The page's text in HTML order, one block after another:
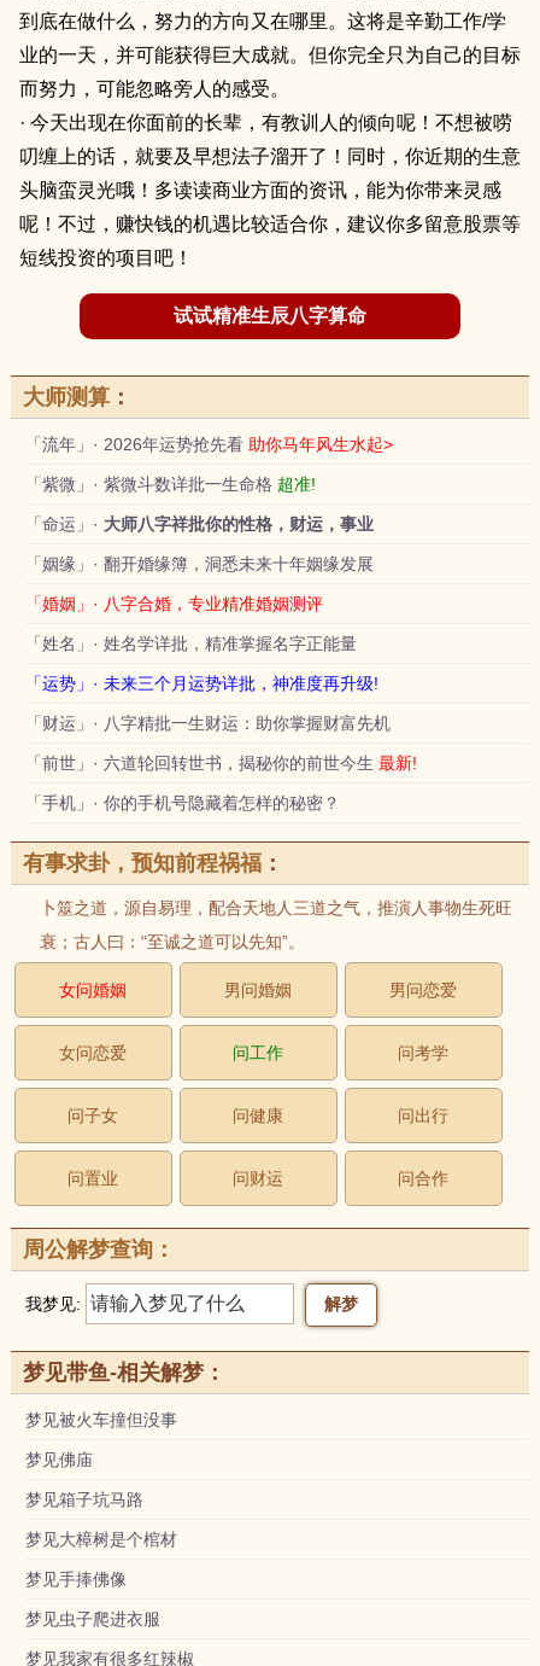
到底在做什么，努力的方向又在哪里。这将是辛勤工作/学
业的一天，并可能获得巨大成就。但你完全只为自己的目标
而努力，可能忽略旁人的感受。
· 今天出现在你面前的长辈，有教训人的倾向呢！不想被唠
叨缠上的话，就要及早想法子溜开了！同时，你近期的生意
头脑蛮灵光哦！多读读商业方面的资讯，能为你带来灵感
呢！不过，赚快钱的机遇比较适合你，建议你多留意股票等
短线投资的项目吧！
试试精准生辰八字算命
大师测算：
「流年」· 2026年运势抢先看 助你马年风生水起>
「紫微」· 紫微斗数详批一生命格 超准!
「命运」· 大师八字祥批你的性格，财运，事业
「姻缘」· 翻开婚缘簿，洞悉未来十年姻缘发展
「婚姻」· 八字合婚，专业精准婚姻测评
「姓名」· 姓名学详批，精准掌握名字正能量
「运势」· 未来三个月运势详批，神准度再升级!
「财运」· 八字精批一生财运：助你掌握财富先机
「前世」· 六道轮回转世书，揭秘你的前世今生 最新!
「手机」· 你的手机号隐藏着怎样的秘密？
有事求卦，预知前程祸福：
卜筮之道，源自易理，配合天地人三道之气，推演人事物生死旺
衰；古人曰：“至诚之道可以先知”。
女问婚姻 男问婚姻 男问恋爱
女问恋爱 问工作 问考学
问子女 问健康 问出行
问置业 问财运 问合作
周公解梦查询：
我梦见:
梦见带鱼-相关解梦：
梦见被火车撞但没事
梦见佛庙
梦见箱子坑马路
梦见大樟树是个棺材
梦见手捧佛像
梦见虫子爬进衣服
梦见我家有很多红辣椒